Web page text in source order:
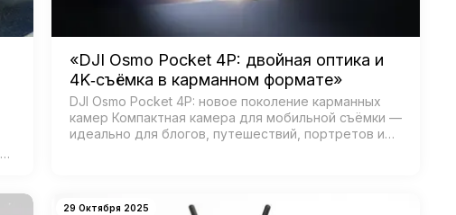
«DJI Osmo Pocket 4P: двойная оптика и
4K‑съёмка в карманном формате»
DJI Osmo Pocket 4P: новое поколение карманных
камер Компактная камера для мобильной съёмки —
идеально для блогов, путешествий, портретов и
29 Октября 2025